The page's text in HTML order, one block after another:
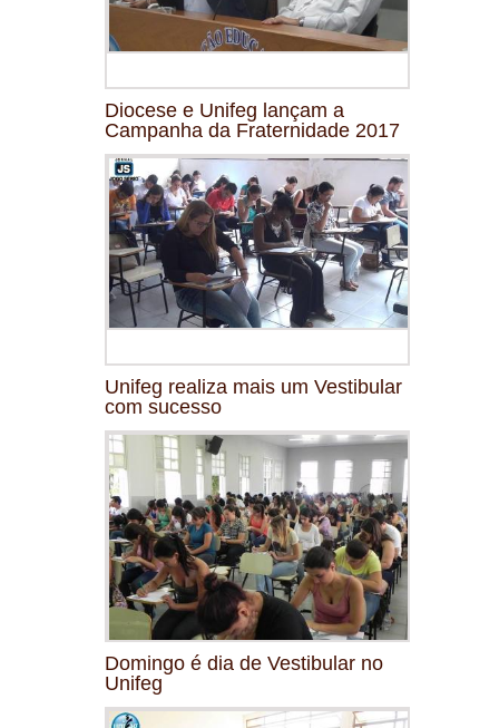
Diocese e Unifeg lançam a
Campanha da Fraternidade 2017
Unifeg realiza mais um Vestibular
com sucesso
Domingo é dia de Vestibular no
Unifeg